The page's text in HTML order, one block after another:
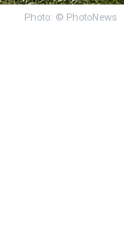
Photo: © PhotoNews